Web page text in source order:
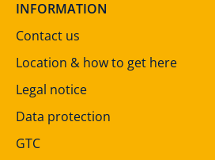
INFORMATION
Contact us
Location & how to get here
Legal notice
Data protection
GTC